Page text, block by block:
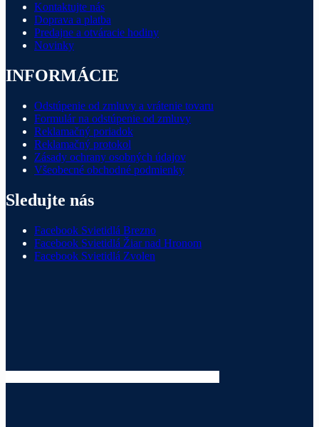
Kontaktujte nás
Doprava a platba
Predajne a otváracie hodiny
Novinky
INFORMÁCIE
Odstúpenie od zmluvy a vrátenie tovaru
Formulár na odstúpenie od zmluvy
Reklamačný poriadok
Reklamačný protokol
Zásady ochrany osobných údajov
Všeobecné obchodné podmienky
Sledujte nás
Facebook Svietidlá Brezno
Facebook Svietidlá Žiar nad Hronom
Facebook Svietidlá Zvolen